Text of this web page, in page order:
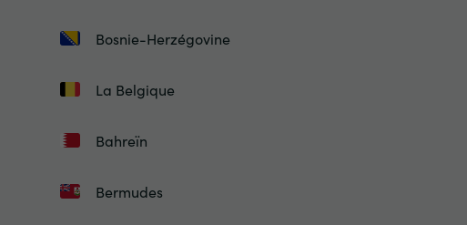
Bosnie-Herzégovine
La Belgique
Bahreïn
Bermudes